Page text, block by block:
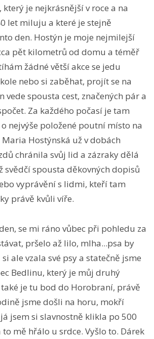
který je nejkrásnější v roce a na
let miluju a které je stejně
den. Hostýn je moje nejmilejší
pět kilometrů od domu a téměř
žádné větší akce se jedu
nebo si zaběhat, projít se na
vede spousta cest, značených pár a
Za každého počasí je tam
nejvýše položené poutní místo na
Hostýnská už v dobách
chránila svůj lid a zázraky dělá
svědčí spousta děkovných dopisů
vyprávění s lidmi, kteří tam
právě kvůli víře.
se mi ráno vůbec při pohledu za
pršelo až lilo, mlha...psa by
si ale vzala své psy a statečně jsme
Bedlinu, který je můj druhý
je tu bod do Horobraní, právě
jsme došli na horu, mokří
jsem si slavnostně klikla po 500
mě hřálo u srdce. Vyšlo to. Dárek